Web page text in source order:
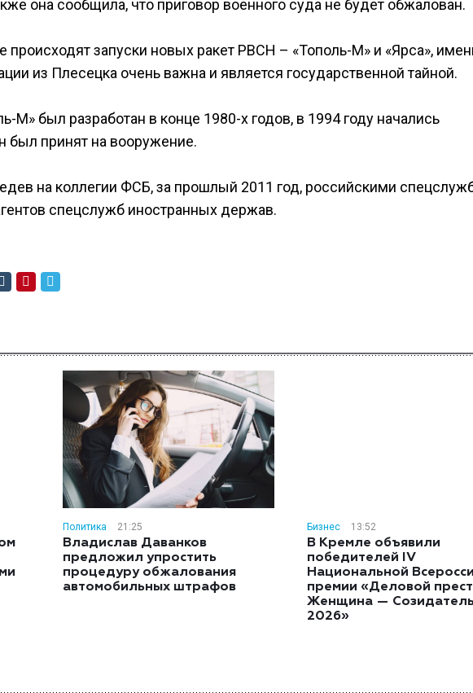
она сообщила, что приговор военного суда не будет обжалован.
запуски новых ракет РВСН – «Тополь-М» и «Ярса»,
из Плесецка очень важна и является государственной тайной.
М» был разработан в конце 1980-х годов, в 1994 году начались
был принят на вооружение.
на коллегии ФСБ, за прошлый 2011 год, российскими
спецслужб иностранных держав.
Политика 21:25
Владислав Даванков
предложил упростить
процедуру обжалования
автомобильных штрафов
Бизнес 13:52
В Кремле объявили
победителей IV
Национальной
премии «Деловой
Женщина —
2026»